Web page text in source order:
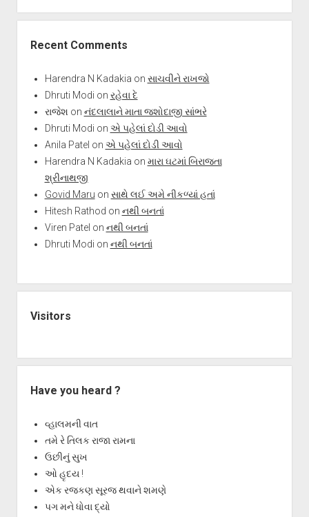
Recent Comments
Harendra N Kadakia on સાચવીને રાખજો
Dhruti Modi on રહેવા દે
રાજેશ on નંદલાલાને માતા જશોદાજી સાંભરે
Dhruti Modi on એ પહેલાં દોડી આવો
Anila Patel on એ પહેલાં દોડી આવો
Harendra N Kadakia on મારા ઘટમાં બિરાજતા
શ્રીનાથજી
Govid Maru on સાથે લઈ અમે નીકળ્યાં હતાં
Hitesh Rathod on નથી બનતાં
Viren Patel on નથી બનતાં
Dhruti Modi on નથી બનતાં
Visitors
Have you heard ?
વ્હાલમની વાત
તમે રે તિલક રાજા રામના
ઉછીનું સુખ
ઓ હૃદય !
એક રજકણ સૂરજ થવાને શમણે
પગ મને ધોવા દ્યો